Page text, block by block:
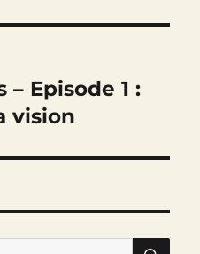
– Episode 1 :
vision